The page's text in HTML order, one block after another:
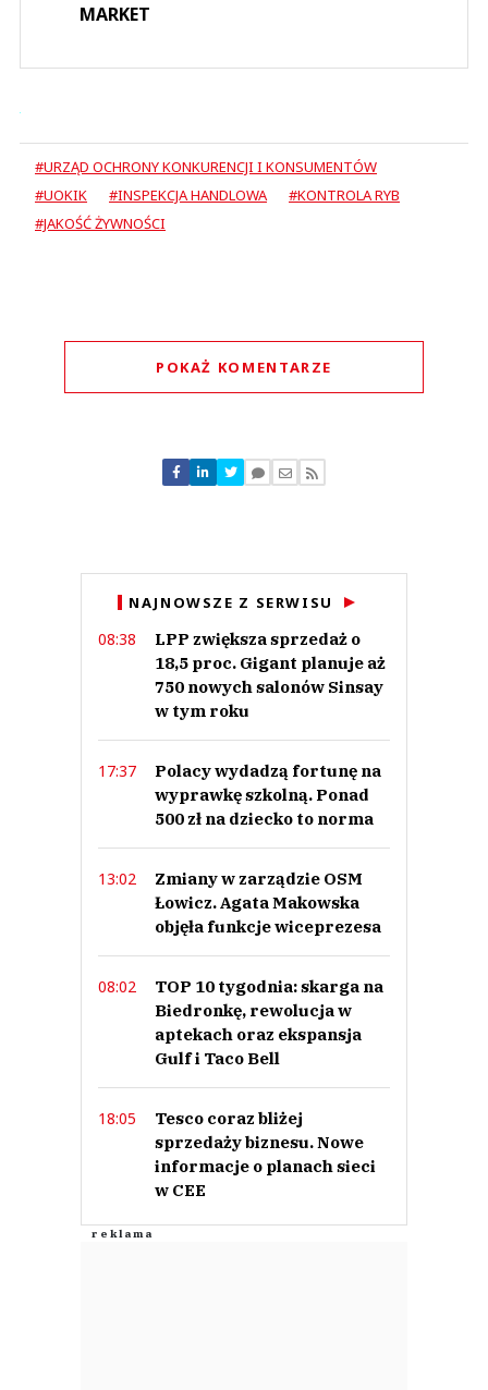
MARKET
#URZĄD OCHRONY KONKURENCJI I KONSUMENTÓW
#UOKIK
#INSPEKCJA HANDLOWA
#KONTROLA RYB
#JAKOŚĆ ŻYWNOŚCI
POKAŻ KOMENTARZE
22.12.2019 / 16:43
This comment was minimized by the moderator on the site
Nasze służby kontrolne są niesamowite. W 2019 wypuszczają komunikat o
czymś co każdy wie od dawna, już nawet nie wymagam żeby w następstwie
kontroli problem został rozwiązany #panstwoteoretyczne
Odpowiedz
Nie znaleziono komentarzy
Zostaw swoje komentarze
Anuluj
Prześlij komentarz
NAJNOWSZE Z SERWISU
08:38
LPP zwiększa sprzedaż o
18,5 proc. Gigant planuje aż
750 nowych salonów Sinsay
w tym roku
17:37
Polacy wydadzą fortunę na
wyprawkę szkolną. Ponad
500 zł na dziecko to norma
13:02
Zmiany w zarządzie OSM
Łowicz. Agata Makowska
objęła funkcje wiceprezesa
08:02
TOP 10 tygodnia: skarga na
Biedronkę, rewolucja w
aptekach oraz ekspansja
Gulf i Taco Bell
18:05
Tesco coraz bliżej
sprzedaży biznesu. Nowe
informacje o planach sieci
w CEE